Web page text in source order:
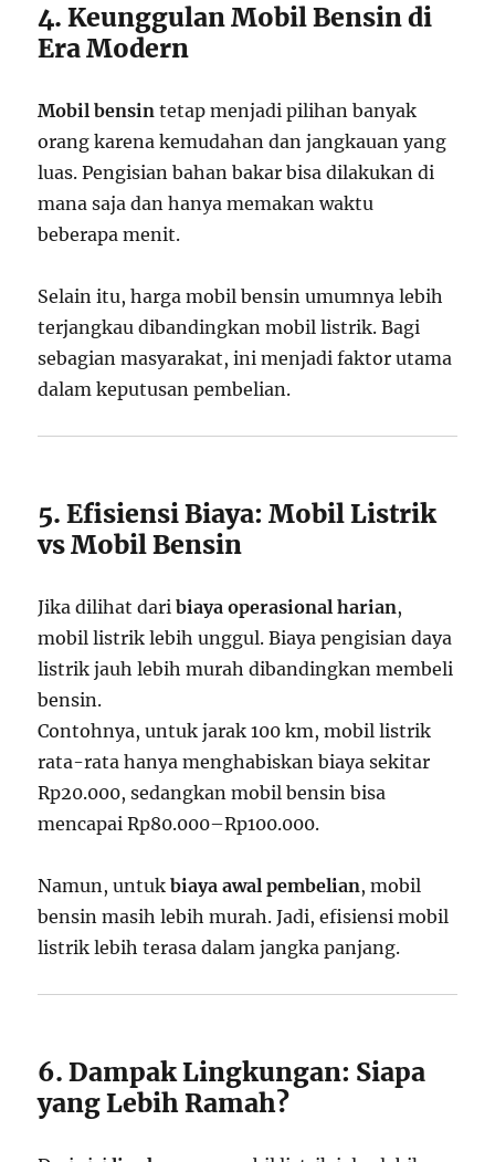
4. Keunggulan Mobil Bensin di
Era Modern
Mobil bensin tetap menjadi pilihan banyak
orang karena kemudahan dan jangkauan yang
luas. Pengisian bahan bakar bisa dilakukan di
mana saja dan hanya memakan waktu
beberapa menit.
Selain itu, harga mobil bensin umumnya lebih
terjangkau dibandingkan mobil listrik. Bagi
sebagian masyarakat, ini menjadi faktor utama
dalam keputusan pembelian.
5. Efisiensi Biaya: Mobil Listrik
vs Mobil Bensin
Jika dilihat daribiaya operasional harian,
mobil listrik lebih unggul. Biaya pengisian daya
listrik jauh lebih murah dibandingkan membeli
bensin.
Contohnya, untuk jarak 100 km, mobil listrik
rata-rata hanya menghabiskan biaya sekitar
Rp20.000, sedangkan mobil bensin bisa
mencapai Rp80.000–Rp100.000.
Namun, untukbiaya awal pembelian, mobil
bensin masih lebih murah. Jadi, efisiensi mobil
listrik lebih terasa dalam jangka panjang.
6. Dampak Lingkungan: Siapa
yang Lebih Ramah?